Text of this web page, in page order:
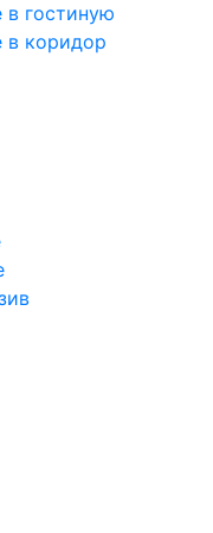
гостиную
коридор